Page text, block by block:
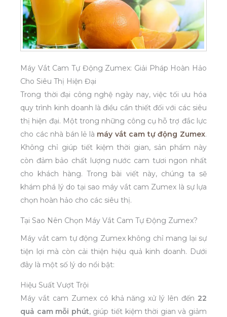
Máy Vắt Cam Tự Động Zumex: Giải Pháp Hoàn Hảo
Cho Siêu Thị Hiện Đại
Trong thời đại công nghệ ngày nay, việc tối ưu hóa
quy trình kinh doanh là điều cần thiết đối với các siêu
thị hiện đại. Một trong những công cụ hỗ trợ đắc lực
cho các nhà bán lẻ là máy vắt cam tự động Zumex.
Không chỉ giúp tiết kiệm thời gian, sản phẩm này
còn đảm bảo chất lượng nước cam tươi ngon nhất
cho khách hàng. Trong bài viết này, chúng ta sẽ
khám phá lý do tại sao máy vắt cam Zumex là sự lựa
chọn hoàn hảo cho các siêu thị.
Tại Sao Nên Chọn Máy Vắt Cam Tự Động Zumex?
Máy vắt cam tự động Zumex không chỉ mang lại sự
tiện lợi mà còn cải thiện hiệu quả kinh doanh. Dưới
đây là một số lý do nổi bật:
Hiệu Suất Vượt Trội
Máy vắt cam Zumex có khả năng xử lý lên đến 22
quả cam mỗi phút, giúp tiết kiệm thời gian và giảm